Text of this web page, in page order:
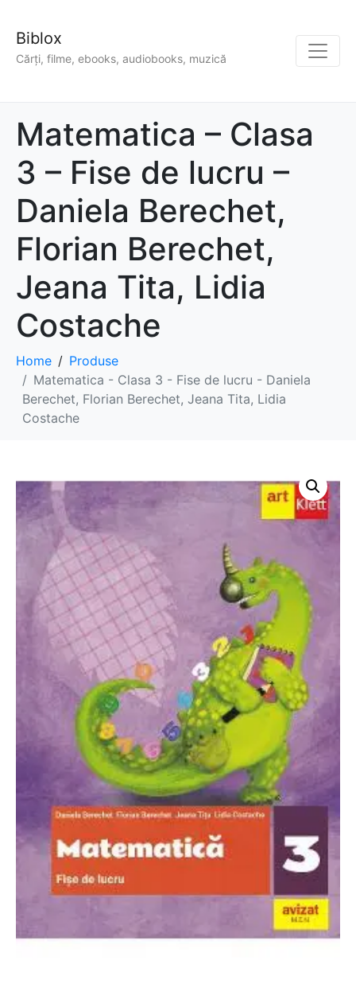
Biblox
Cărți, filme, ebooks, audiobooks, muzică
Matematica – Clasa
3 – Fise de lucru –
Daniela Berechet,
Florian Berechet,
Jeana Tita, Lidia
Costache
Home
Produse
Matematica - Clasa 3 - Fise de lucru - Daniela
Berechet, Florian Berechet, Jeana Tita, Lidia
Costache